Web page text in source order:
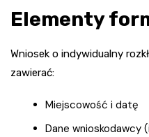
Elementy
Wniosek o indywidualny
zawierać:
Miejscowość i datę
Dane wnioskodawcy